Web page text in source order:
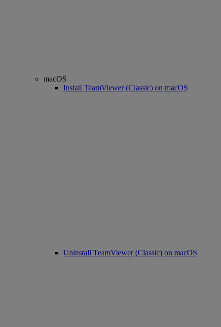
macOS
Install TeamViewer (Classic) on macOS
Uninstall TeamViewer (Classic) on macOS